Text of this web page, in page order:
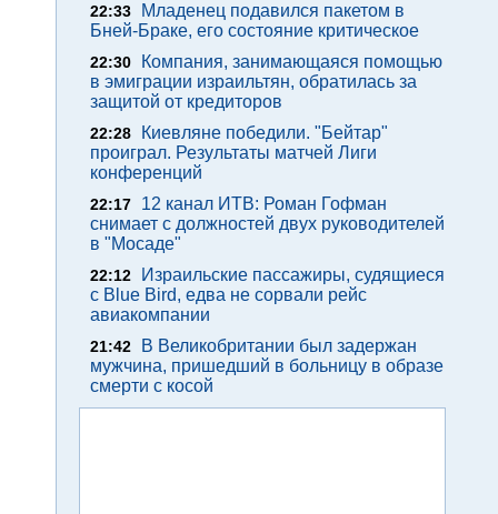
22:33
Младенец подавился пакетом в
Бней-Браке, его состояние критическое
22:30
Компания, занимающаяся помощью
в эмиграции израильтян, обратилась за
защитой от кредиторов
22:28
Киевляне победили. "Бейтар"
проиграл. Результаты матчей Лиги
конференций
22:17
12 канал ИТВ: Роман Гофман
снимает с должностей двух руководителей
в "Мосаде"
22:12
Израильские пассажиры, судящиеся
с Blue Bird, едва не сорвали рейс
авиакомпании
21:42
В Великобритании был задержан
мужчина, пришедший в больницу в образе
смерти с косой